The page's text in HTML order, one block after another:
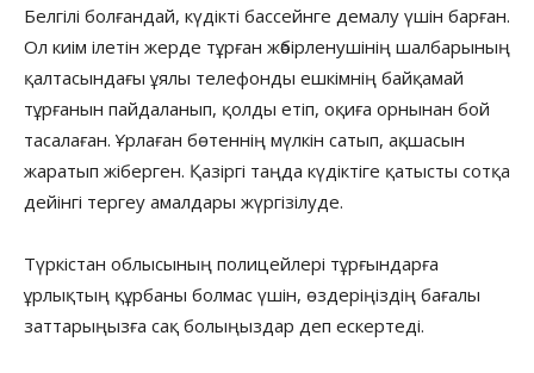
Белгілі болғандай, күдікті бассейнге демалу үшін барған.
Ол киім ілетін жерде тұрған жәбірленушінің шалбарының
қалтасындағы ұялы телефонды ешкімнің байқамай
тұрғанын пайдаланып, қолды етіп, оқиға орнынан бой
тасалаған. Ұрлаған бөтеннің мүлкін сатып, ақшасын
жаратып жіберген. Қазіргі таңда күдіктіге қатысты сотқа
дейінгі тергеу амалдары жүргізілуде.
Түркістан облысының полицейлері тұрғындарға
ұрлықтың құрбаны болмас үшін, өздеріңіздің бағалы
заттарыңызға сақ болыңыздар деп ескертеді.